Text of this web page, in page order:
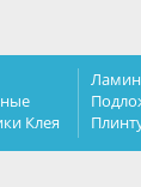
Клея